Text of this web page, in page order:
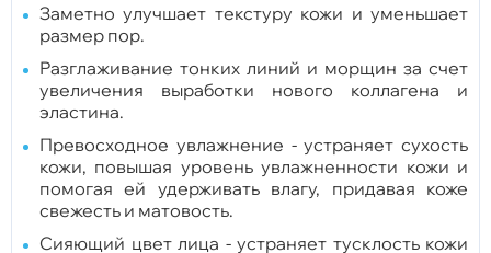
Заметно улучшает текстуру кожи и уменьшает
размер пор.
Разглаживание тонких линий и морщин за счет
увеличения выработки нового коллагена и
эластина.
Превосходное увлажнение - устраняет сухость
кожи, повышая уровень увлажненности кожи и
помогая ей удерживать влагу, придавая коже
свежесть и матовость.
Сияющий цвет лица - устраняет тусклость кожи